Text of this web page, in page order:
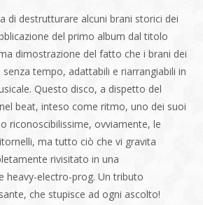
di destrutturare alcuni brani storici dei
del primo album dal titolo
dimostrazione del fatto che i brani dei
tempo, adattabili e riarrangiabili in
Questo disco, a dispetto del
beat, inteso come ritmo, uno dei suoi
riconoscibilissime, ovviamente, le
ma tutto ciò che vi gravita
rivisitato in una
heavy-electro-prog. Un tributo
che stupisce ad ogni ascolto!